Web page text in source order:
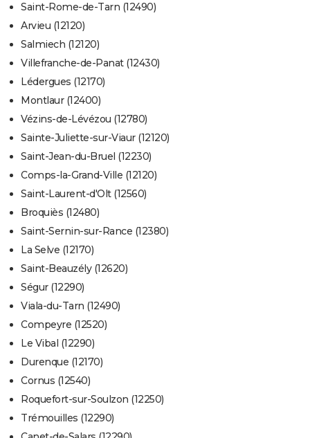
Saint-Rome-de-Tarn (12490)
Arvieu (12120)
Salmiech (12120)
Villefranche-de-Panat (12430)
Lédergues (12170)
Montlaur (12400)
Vézins-de-Lévézou (12780)
Sainte-Juliette-sur-Viaur (12120)
Saint-Jean-du-Bruel (12230)
Comps-la-Grand-Ville (12120)
Saint-Laurent-d'Olt (12560)
Broquiès (12480)
Saint-Sernin-sur-Rance (12380)
La Selve (12170)
Saint-Beauzély (12620)
Ségur (12290)
Viala-du-Tarn (12490)
Compeyre (12520)
Le Vibal (12290)
Durenque (12170)
Cornus (12540)
Roquefort-sur-Soulzon (12250)
Trémouilles (12290)